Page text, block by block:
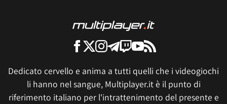
Dedicato cervello e anima a tutti quelli che i videogiochi
li hanno nel sangue, Multiplayer.it è il punto di
riferimento italiano per l'intrattenimento del presente e